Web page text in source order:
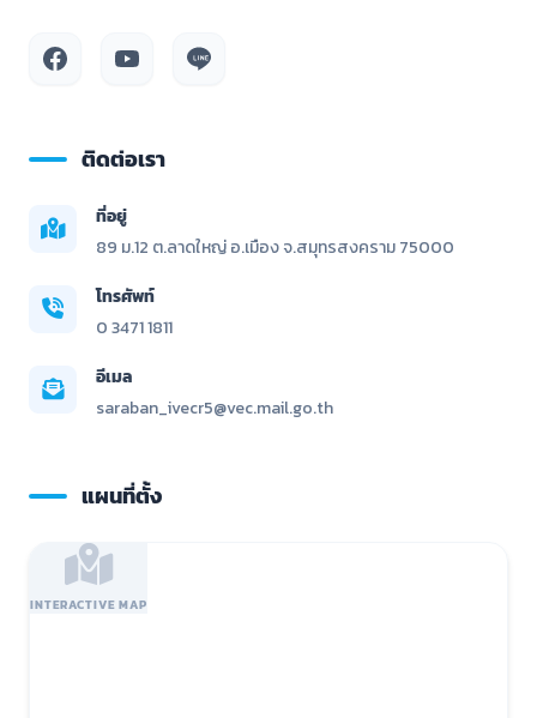
ติดต่อเรา
ที่อยู่
89 ม.12 ต.ลาดใหญ่ อ.เมือง จ.สมุทรสงคราม 75000
โทรศัพท์
0 3471 1811
อีเมล
saraban_ivecr5@vec.mail.go.th
แผนที่ตั้ง
INTERACTIVE MAP